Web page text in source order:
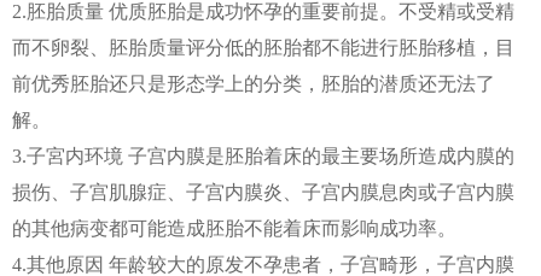
2.胚胎质量 优质胚胎是成功怀孕的重要前提。不受精或受精
而不卵裂、胚胎质量评分低的胚胎都不能进行胚胎移植，目
前优秀胚胎还只是形态学上的分类，胚胎的潜质还无法了
解。
3.子宮内环境 子宫内膜是胚胎着床的最主要场所造成内膜的
损伤、子宫肌腺症、子宫内膜炎、子宫内膜息肉或子宫内膜
的其他病变都可能造成胚胎不能着床而影响成功率。
4.其他原因 年龄较大的原发不孕患者，子宫畸形，子宫内膜